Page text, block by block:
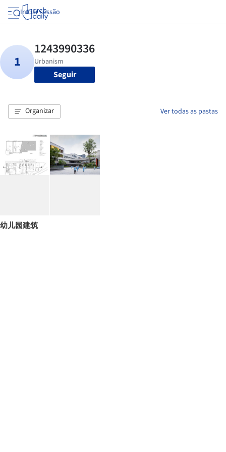
Iniciar sessão
Seguir
Organizar Ver todas as pastas
幼儿园建筑